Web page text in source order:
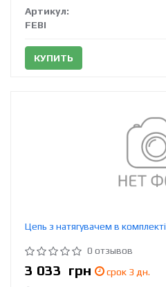
Артикул:
FEBI
КУПИТЬ
Цепь з натягувачем в комплекті
0 отзывов
3 033 грн
срок 3 дн.